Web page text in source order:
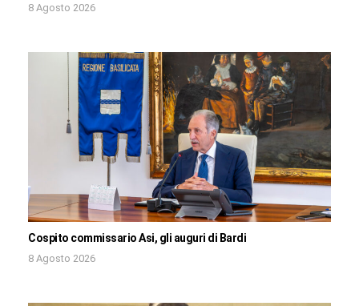
8 Agosto 2026
Cospito commissario Asi, gli auguri di Bardi
8 Agosto 2026